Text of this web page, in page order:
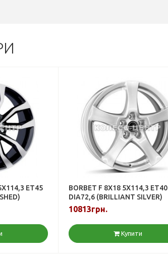
ET45
BORBET F 8X18 5X114,3 ET40
DIA72,6 (BRILLIANT SILVER)
10813грн.
Купити